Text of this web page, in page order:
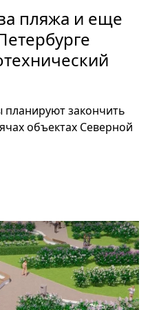
пляжа и еще
планируют закончить
объектах Северной